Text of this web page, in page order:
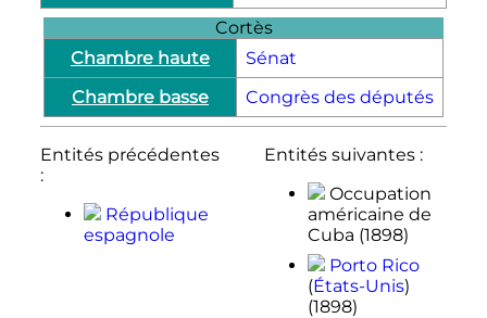
Cortès
Chambre haute
Sénat
Chambre basse
Congrès des députés
Entités précédentes
:
République
espagnole
Entités suivantes :
Occupation
américaine de
Cuba (1898)
Porto Rico
(États-Unis)
(1898)